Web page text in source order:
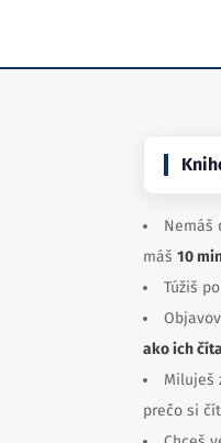
Nemáš
máš 10
Túžiš
ako ich
Miluješ
prečo si